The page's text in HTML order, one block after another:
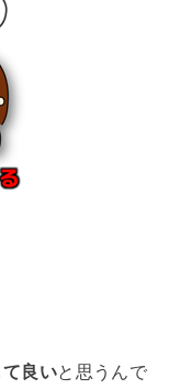
良いと思うんで